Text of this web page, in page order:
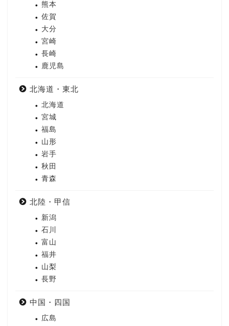
熊本
佐賀
大分
宮崎
長崎
鹿児島
北海道・東北
北海道
宮城
福島
山形
岩手
秋田
青森
北陸・甲信
新潟
石川
富山
福井
山梨
長野
中国・四国
広島